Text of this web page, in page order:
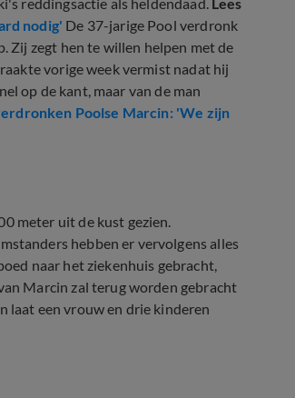
nodig' De 37-jarige Pool verdronk
Zij zegt hen te willen helpen met de
vorige week vermist nadat hij
op de kant, maar van de man
Poolse Marcin: 'We zijn
meter uit de kust gezien.
hebben er vervolgens alles
naar het ziekenhuis gebracht,
Marcin zal terug worden gebracht
laat een vrouw en drie kinderen